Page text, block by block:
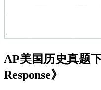
AP美国历史真题
Response》